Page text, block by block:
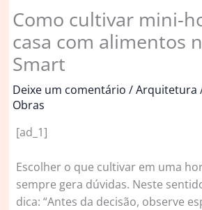
Como cultivar mini-
casa com alimentos
Smart
Deixe um comentário /Arquitetura
Obras
[ad_1]
Escolher o que cultivar em uma
sempre gera dúvidas. Neste
dica: “Antes da decisão, observe